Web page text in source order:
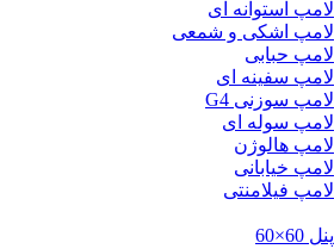
لامپ استوانه ای
لامپ اشکی و شمعی
لامپ حبابی
لامپ سفینه ای
لامپ سوزنی G4
لامپ سوله ای
لامپ هالوژن
لامپ خیابانی
لامپ فیلامنتی
پنل 60×60